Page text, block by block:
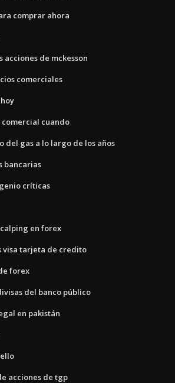
comprar ahora
de mckesson
comerciales
cuando
del gas a lo largo de los años
bancarias
críticas
en forex
visa tarjeta de credito
forex
del banco público
en pakistán
acciones de tgp